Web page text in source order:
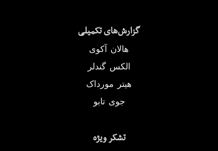
گزارش‌های تکمیلی
هالان آکوی
الکس گندلر
هیتر مورداک
جوی تابو
تشکر ويژه